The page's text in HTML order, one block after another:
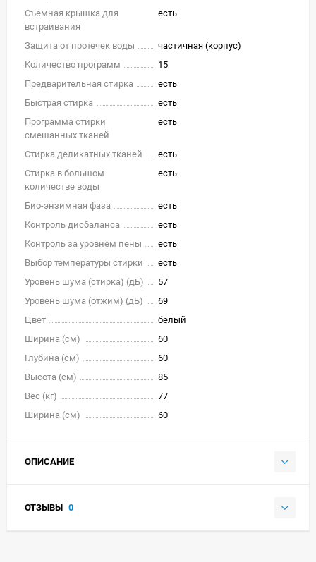
Съемная крышка для
встраивания
есть
Защита от протечек воды
частичная (корпус)
Количество программ
15
Предварительная стирка
есть
Быстрая стирка
есть
Программа стирки
смешанных тканей
есть
Стирка деликатных тканей
есть
Стирка в большом
количестве воды
есть
Био-энзимная фаза
есть
Контроль дисбаланса
есть
Контроль за уровнем пены
есть
Выбор температуры стирки
есть
Уровень шума (стирка) (дБ)
57
Уровень шума (отжим) (дБ)
69
Цвет
белый
Ширина (см)
60
Глубина (см)
60
Высота (см)
85
Вес (кг)
77
Ширина (см)
60
ОПИСАНИЕ
ОТЗЫВЫ 0